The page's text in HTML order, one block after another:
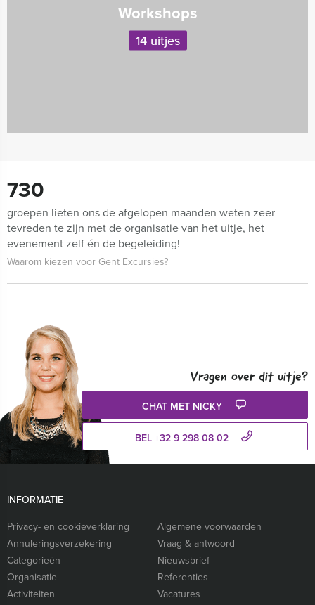
Workshops
14 uitjes
730
groepen lieten ons de afgelopen maanden weten zeer
tevreden te zijn met de organisatie van het uitje, het
evenement zelf én de begeleiding!
Waarom kiezen voor Gent Excursies?
Vragen over dit uitje?
CHAT MET NICKY
BEL +32 9 298 08 02
INFORMATIE
Privacy- en cookieverklaring
Algemene voorwaarden
Annuleringsverzekering
Vraag & antwoord
Categorieën
Nieuwsbrief
Organisatie
Referenties
Activiteiten
Vacatures